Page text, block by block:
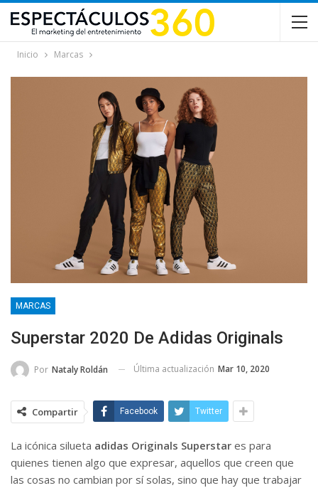
Inicio Marcas
MARCAS
Superstar 2020 De Adidas Originals
Por Nataly Roldán Última actualización Mar 10, 2020
Compartir Facebook Twitter
La icónica silueta adidas Originals Superstar es para
quienes tienen algo que expresar, aquellos que creen que
las cosas no cambian por sí solas, sino que hay que trabajar